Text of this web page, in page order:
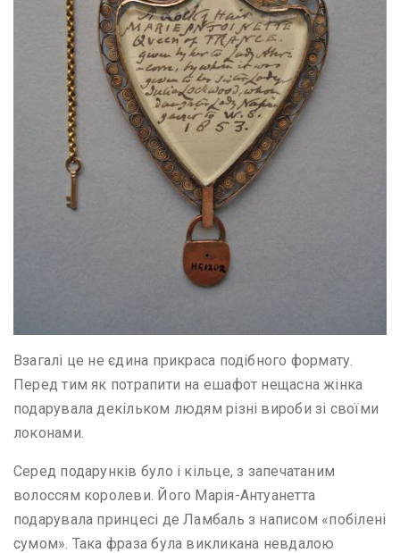
Взагалі це не єдина прикраса подібного формату.
Перед тим як потрапити на ешафот нещасна жінка
подарувала декільком людям різні вироби зі своїми
локонами.
Серед подарунків було і кільце, з запечатаним
волоссям королеви. Його Марія-Антуанетта
подарувала принцесі де Ламбаль з написом «побілені
сумом». Така фраза була викликана невдалою